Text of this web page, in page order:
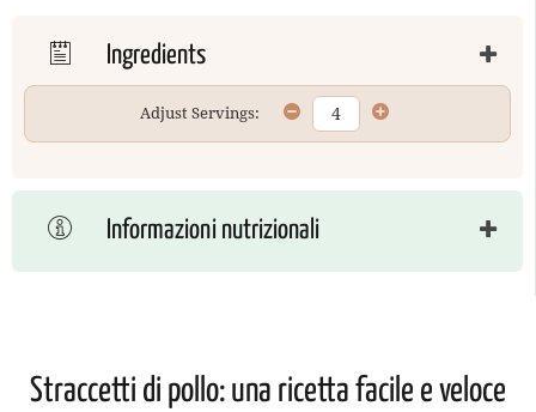
Ingredients
Adjust Servings:
Informazioni nutrizionali
Straccetti di pollo: una ricetta facile e veloce